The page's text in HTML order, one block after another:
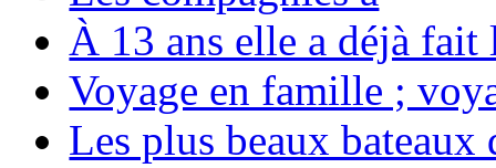
À 13 ans elle a déjà
Voyage en famille ;
Les plus beaux bateaux